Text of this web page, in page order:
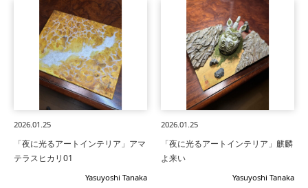
2026.01.25
「夜に光るアートインテリア」アマ
テラスヒカリ01
Yasuyoshi Tanaka
2026.01.25
「夜に光るアートインテリア」麒麟
よ来い
Yasuyoshi Tanaka